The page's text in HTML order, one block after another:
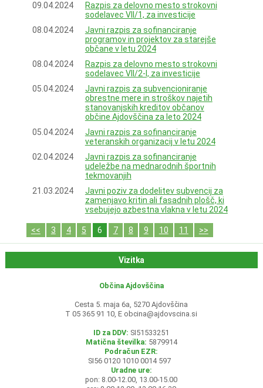
09.04.2024
Razpis za delovno mesto strokovni
sodelavec VII/1, za investicije
08.04.2024
Javni razpis za sofinanciranje
programov in projektov za starejše
občane v letu 2024
08.04.2024
Razpis za delovno mesto strokovni
sodelavec VII/2-I, za investicije
05.04.2024
Javni razpis za subvencioniranje
obrestne mere in stroškov najetih
stanovanjskih kreditov občanov
občine Ajdovščina za leto 2024
05.04.2024
Javni razpis za sofinanciranje
veteranskih organizacij v letu 2024
02.04.2024
Javni razpis za sofinanciranje
udeležbe na mednarodnih športnih
tekmovanjih
21.03.2024
Javni poziv za dodelitev subvencij za
zamenjavo kritin ali fasadnih plošč, ki
vsebujejo azbestna vlakna v letu 2024
<< 3 4 5 6 7 8 9 10 11 >>
Vizitka
Občina Ajdovščina
Cesta 5. maja 6a, 5270 Ajdovščina
T 05 365 91 10, E obcina@ajdovscina.si
ID za DDV: SI51533251
Matična številka: 5879914
Podračun EZR:
SI56 0120 1010 0014 597
Uradne ure:
pon: 8.00-12.00, 13.00-15.00